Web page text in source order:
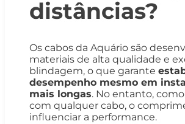
distâncias?
Os cabos da Aquário são
materiais de alta qualidade e
blindagem, o que garante
desempenho mesmo em
mais longas. No entanto,
com qualquer cabo, o
influenciar a performance.